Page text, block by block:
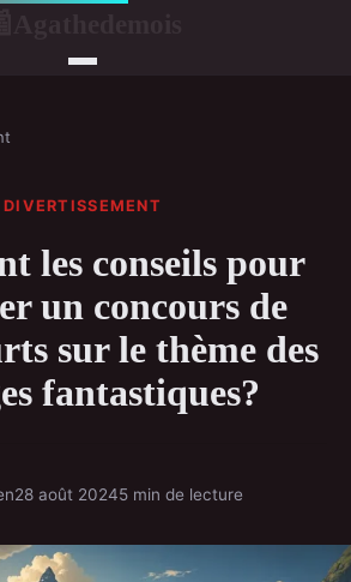
DIVERTISSEMENT
les conseils pour
un concours de
sur le thème des
fantastiques?
28 août 20245 min de lecture